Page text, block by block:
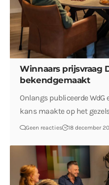
Winnaars prijsvraag
bekendgemaakt
Onlangs publiceerde
kans maakte op het
Geen reacties 18 december